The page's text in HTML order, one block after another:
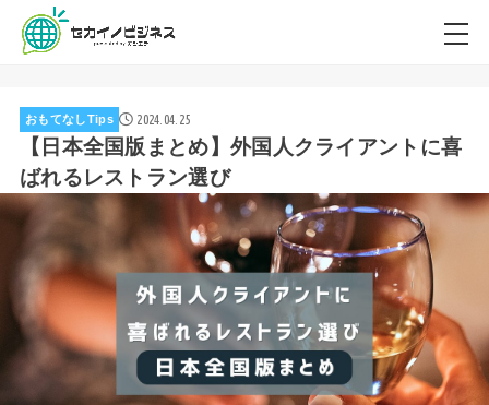
おもてなしTips 2024.04.25
【日本全国版まとめ】外国人クライアントに喜
ばれるレストラン選び